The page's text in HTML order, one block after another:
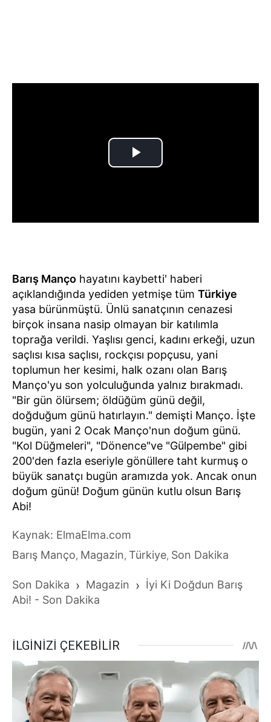
Barış Manço hayatını kaybetti' haberi
açıklandığında yediden yetmişe tüm Türkiye
yasa bürünmüştü. Ünlü sanatçının cenazesi
birçok insana nasip olmayan bir katılımla
toprağa verildi. Yaşlısı genci, kadını erkeği, uzun
saçlısı kısa saçlısı, rockçısı popçusu, yani
toplumun her kesimi, halk ozanı olan Barış
Manço'yu son yolculuğunda yalnız bırakmadı.
"Bir gün ölürsem; öldüğüm günü değil,
doğduğum günü hatırlayın." demişti Manço. İşte
bugün, yani 2 Ocak Manço'nun doğum günü.
"Kol Düğmeleri", "Dönence"ve "Gülpembe" gibi
200'den fazla eseriyle gönüllere taht kurmuş o
büyük sanatçı bugün aramızda yok. Ancak onun
doğum günü! Doğum günün kutlu olsun Barış
Abi!
Kaynak: ElmaElma.com
Barış Manço, Magazin, Türkiye, Son Dakika
Son Dakika › Magazin › İyi Ki Doğdun Barış
Abi! - Son Dakika